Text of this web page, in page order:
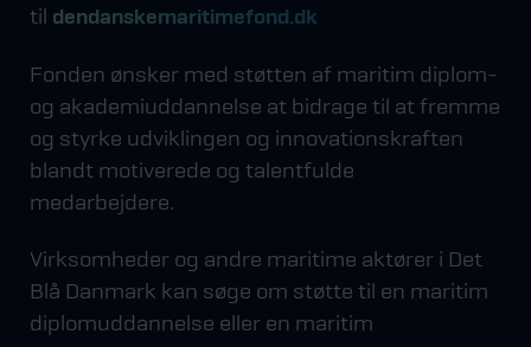
til dendanskemaritimefond.dk
Fonden ønsker med støtten af maritim diplom-
og akademiuddannelse at bidrage til at fremme
og styrke udviklingen og innovationskraften
blandt motiverede og talentfulde
medarbejdere.
Virksomheder og andre maritime aktører i Det
Blå Danmark kan søge om støtte til en maritim
diplomuddannelse eller en maritim